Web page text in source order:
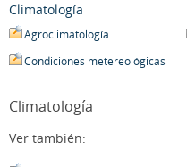
Climatología
Agroclimatología
Condiciones metereológicas
Climatología
Ver también: